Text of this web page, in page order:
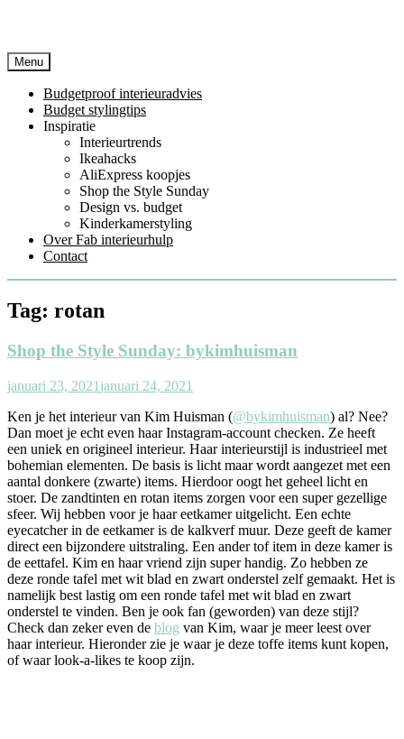
Menu
Budgetproof interieuradvies
Budget stylingtips
Inspiratie
Interieurtrends
Ikeahacks
AliExpress koopjes
Shop the Style Sunday
Design vs. budget
Kinderkamerstyling
Over Fab interieurhulp
Contact
Tag: rotan
Shop the Style Sunday: bykimhuisman
januari 23, 2021 januari 24, 2021
Ken je het interieur van Kim Huisman (@bykimhuisman) al? Nee?
Dan moet je echt even haar Instagram-account checken. Ze heeft
een uniek en origineel interieur. Haar interieurstijl is industrieel met
bohemian elementen. De basis is licht maar wordt aangezet met een
aantal donkere (zwarte) items. Hierdoor oogt het geheel licht en
stoer. De zandtinten en rotan items zorgen voor een super gezellige
sfeer. Wij hebben voor je haar eetkamer uitgelicht. Een echte
eyecatcher in de eetkamer is de kalkverf muur. Deze geeft de kamer
direct een bijzondere uitstraling. Een ander tof item in deze kamer is
de eettafel. Kim en haar vriend zijn super handig. Zo hebben ze
deze ronde tafel met wit blad en zwart onderstel zelf gemaakt. Het is
namelijk best lastig om een ronde tafel met wit blad en zwart
onderstel te vinden. Ben je ook fan (geworden) van deze stijl?
Check dan zeker even de blog van Kim, waar je meer leest over
haar interieur. Hieronder zie je waar je deze toffe items kunt kopen,
of waar look-a-likes te koop zijn.